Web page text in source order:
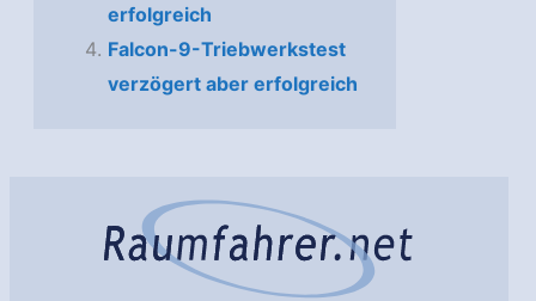
erfolgreich
Falcon-9-Triebwerkstest
verzögert aber erfolgreich